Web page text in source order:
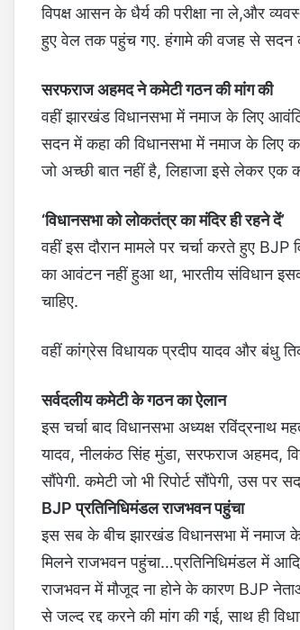
विपक्ष आसन के धैर्य की परीक्षा ना ले,और
हुए वेल तक पहुंच गए. हंगामे की वजह से सदन
सरफराज अहमद ने कमेटी गठन की मांग की
वहीं झारखंड विधानसभा में नमाज के लिए
सदन में कहा की विधानसभा में नमाज के लिए
जो अच्छी बात नहीं है, लिहाजा इसे लेकर एक
‘विधानसभा को लोकतंत्र का मंदिर ही रहने दें’
वहीं इस दौरान मामले पर चर्चा करते हुए
का आवंटन नहीं हुआ था, भारतीय संविधान
चाहिए.
वहीं कांग्रेस विधायक प्रदीप यादव और बंधु
सर्वदलीय कमेटी के गठन का ऐलान
इस चर्चा बाद विधानसभा अध्यक्ष रविंद्रनाथ
यादव, नीलकंठ सिंह मुंडा, सरफराज अहमद,
सौंपेगी. कमेटी जो भी रिपोर्ट सौंपेगी, उस पर
BJP प्रतिनिधिमंडल राजभवन पहुंचा
इस सब के बीच झारखंड विधानसभा में नमाज
मिलने राजभवन पहुंचा…प्रतिनिधिमंडल में
राजभवन में मौजूद ना होने के कारण BJP
से जल्द रद्द करने की मांग की गई, साथ ही